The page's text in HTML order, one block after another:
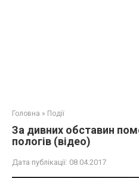
Головна » Події
За дивних обставин
пологів (відео)
Дата публікації: 08.04.2017